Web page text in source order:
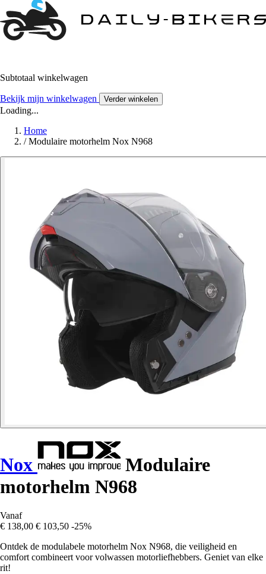
Subtotaal winkelwagen
Bekijk mijn winkelwagen Verder winkelen
Loading...
Home
/ Modulaire motorhelm Nox N968
Nox
Modulaire
motorhelm N968
Vanaf
€ 138,00 € 103,50 -25%
Ontdek de modulabele motorhelm Nox N968, die veiligheid en
comfort combineert voor volwassen motorliefhebbers. Geniet van elke
rit!